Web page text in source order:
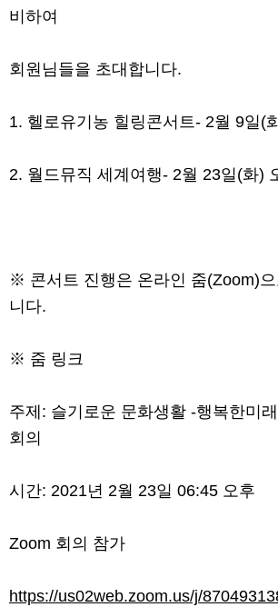
비하여
회원님들을 초대합니다.
1. 헬로유기농 힐링콘서트- 2월 9일(
2. 월드뮤직 세계여행- 2월 23일(화)
※ 콘서트 진행은 온라인 줌(Zoom)
니다.
※ 줌 링크
주제: 슬기로운 문화생활 -행복한미
회의
시간: 2021년 2월 23일 06:45 오후
Zoom 회의 참가
https://us02web.zoom.us/j/